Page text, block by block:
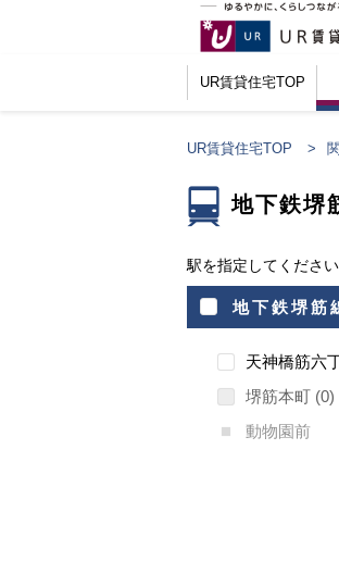
UR賃貸住宅TOP
UR賃貸住宅TOP
地下鉄堺
駅を指定してください
地下鉄堺筋
天神橋筋六
堺筋本町 0
動物園前